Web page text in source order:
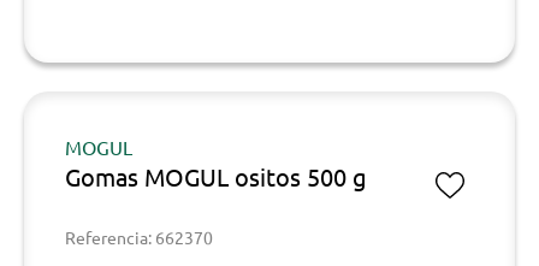
MOGUL
Gomas MOGUL ositos 500 g
Referencia: 662370